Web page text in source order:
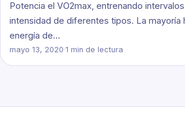
Potencia el VO2max, entrenando
intensidad de diferentes tipos. La mayoría
energía de…
mayo 13, 2020·1 min de lectura